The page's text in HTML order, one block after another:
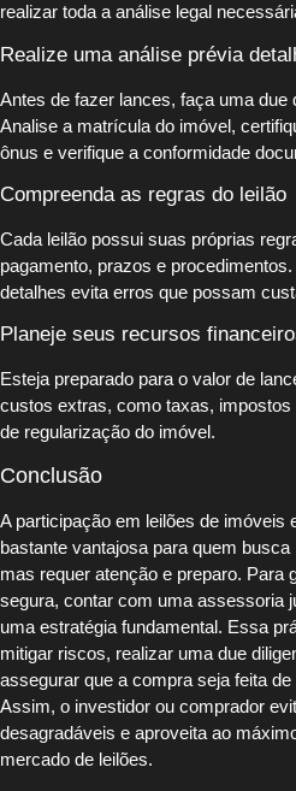
realizar toda a análise legal
Realize uma análise prévia
Antes de fazer lances, faça uma due
Analise a matrícula do imóvel,
ônus e verifique a conformidade
Compreenda as regras do leilão
Cada leilão possui suas próprias
pagamento, prazos e
detalhes evita erros que possam
Planeje seus recursos
Esteja preparado para o valor de
custos extras, como taxas, impostos
de regularização do imóvel.
Conclusão
A participação em leilões de imóveis
bastante vantajosa para quem busca
mas requer atenção e preparo. Para
segura, contar com uma assessoria
uma estratégia fundamental. Essa
mitigar riscos, realizar uma due
assegurar que a compra seja feita
Assim, o investidor ou comprador
desagradáveis e aproveita ao
mercado de leilões.